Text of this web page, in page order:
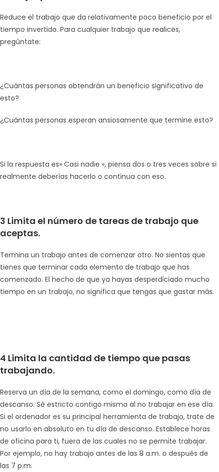
Reduce el trabajo que da relativamente poco beneficio por el
tiempo invertido. Para cualquier trabajo que realices,
pregúntate:
¿Cuántas personas obtendrán un beneficio significativo de
esto?
¿Cuántas personas esperan ansiosamente que termine esto?
Si la respuesta es» Casi nadie «, piensa dos o tres veces sobre si
realmente deberías hacerlo o continua con eso.
3 Limita el número de tareas de trabajo que
aceptas.
Termina un trabajo antes de comenzar otro. No sientas que
tienes que terminar cada elemento de trabajo que has
comenzado. El hecho de que ya hayas desperdiciado mucho
tiempo en un trabajo, no significa que tengas que gastar más.
4 Limita la cantidad de tiempo que pasas
trabajando.
Reserva un día de la semana, como el domingo, como día de
descanso. Sé estricto contigo mismo al no trabajar en ese día.
Si el ordenador es su principal herramienta de trabajo, trate de
no usarlo en absoluto en tu día de descanso. Establece horas
de oficina para ti, fuera de las cuales no se permite trabajar.
Por ejemplo, no hay trabajo antes de las 8 a.m. o después de
las 7 p.m.